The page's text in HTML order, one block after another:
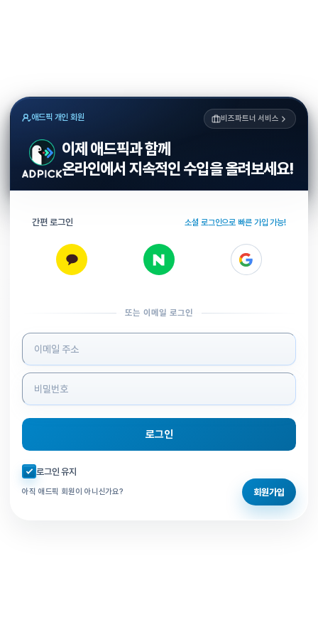
애드픽 개인 회원 비즈파트너 서비스
이제 애드픽과 함께
온라인에서 지속적인 수입을 올려보세요!
간편 로그인 소셜 로그인으로 빠른 가입 가능!
또는 이메일 로그인
로그인 정보 입력
로그인
자동로그인 체크
로그인 유지
아직 애드픽 회원이 아니신가요? 회원가입